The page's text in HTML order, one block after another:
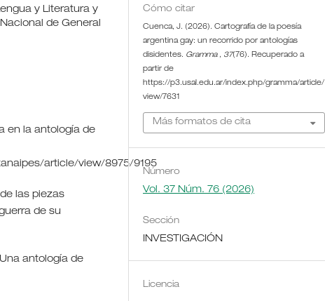
y Literatura y
de General
en la antología de
article/view/8975/9195
las piezas
de su
antología de
Cómo citar
Cuenca, J. (2026). Cartografía de la poesía
argentina gay: un recorrido por antologías
disidentes. Gramma , 37(76). Recuperado a
partir de
https://p3.usal.edu.ar/index.php/gramma/article/
view/7631
Más formatos de cita
Número
Vol. 37 Núm. 76 (2026)
Sección
INVESTIGACIÓN
Licencia